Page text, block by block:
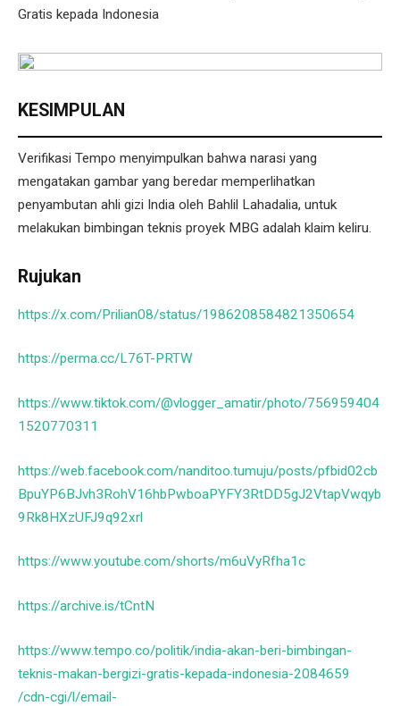
Gratis kepada Indonesia
KESIMPULAN
Verifikasi Tempo menyimpulkan bahwa narasi yang
mengatakan gambar yang beredar memperlihatkan
penyambutan ahli gizi India oleh Bahlil Lahadalia, untuk
melakukan bimbingan teknis proyek MBG adalah klaim keliru.
Rujukan
https://x.com/Prilian08/status/1986208584821350654
https://perma.cc/L76T-PRTW
https://www.tiktok.com/@vlogger_amatir/photo/756959404
1520770311
https://web.facebook.com/nanditoo.tumuju/posts/pfbid02cb
BpuYP6BJvh3RohV16hbPwboaPYFY3RtDD5gJ2VtapVwqyb
9Rk8HXzUFJ9q92xrl
https://www.youtube.com/shorts/m6uVyRfha1c
https://archive.is/tCntN
https://www.tempo.co/politik/india-akan-beri-bimbingan-
teknis-makan-bergizi-gratis-kepada-indonesia-2084659
/cdn-cgi/l/email-